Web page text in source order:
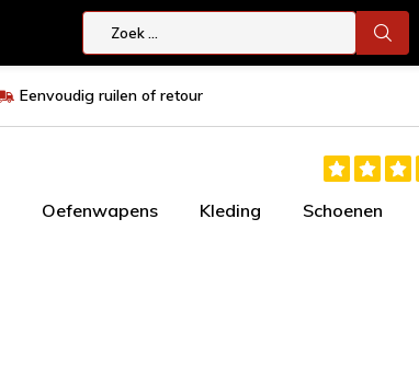
Eenvoudig ruilen of retour
Oefenwapens Kleding Schoenen